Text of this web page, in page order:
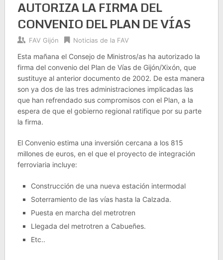
AUTORIZA LA FIRMA DEL
CONVENIO DEL PLAN DE VÍAS
FAV Gijón Noticias de la FAV
Esta mañana el Consejo de Ministros/as ha autorizado la
firma del convenio del Plan de Vías de Gijón/Xixón, que
sustituye al anterior documento de 2002. De esta manera
son ya dos de las tres administraciones implicadas las
que han refrendado sus compromisos con el Plan, a la
espera de que el gobierno regional ratifique por su parte
la firma.
El Convenio estima una inversión cercana a los 815
millones de euros, en el que el proyecto de integración
ferroviaria incluye:
Construcción de una nueva estación intermodal
Soterramiento de las vías hasta la Calzada.
Puesta en marcha del metrotren
Llegada del metrotren a Cabueñes.
Etc..